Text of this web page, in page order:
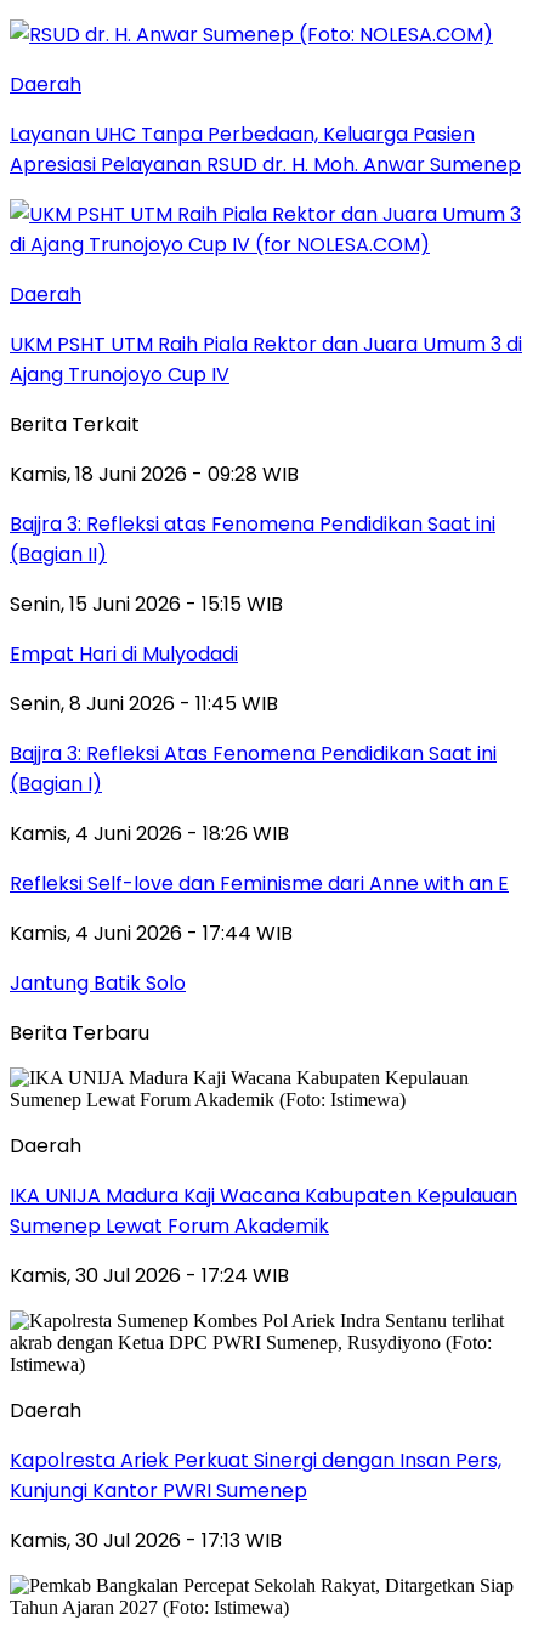
Daerah
Layanan UHC Tanpa Perbedaan, Keluarga Pasien
Apresiasi Pelayanan RSUD dr. H. Moh. Anwar Sumenep
Daerah
UKM PSHT UTM Raih Piala Rektor dan Juara Umum 3 di
Ajang Trunojoyo Cup IV
Berita Terkait
Kamis, 18 Juni 2026 - 09:28 WIB
Bajjra 3: Refleksi atas Fenomena Pendidikan Saat ini
(Bagian II)
Senin, 15 Juni 2026 - 15:15 WIB
Empat Hari di Mulyodadi
Senin, 8 Juni 2026 - 11:45 WIB
Bajjra 3: Refleksi Atas Fenomena Pendidikan Saat ini
(Bagian I)
Kamis, 4 Juni 2026 - 18:26 WIB
Refleksi Self-love dan Feminisme dari Anne with an E
Kamis, 4 Juni 2026 - 17:44 WIB
Jantung Batik Solo
Berita Terbaru
Daerah
IKA UNIJA Madura Kaji Wacana Kabupaten Kepulauan
Sumenep Lewat Forum Akademik
Kamis, 30 Jul 2026 - 17:24 WIB
Daerah
Kapolresta Ariek Perkuat Sinergi dengan Insan Pers,
Kunjungi Kantor PWRI Sumenep
Kamis, 30 Jul 2026 - 17:13 WIB